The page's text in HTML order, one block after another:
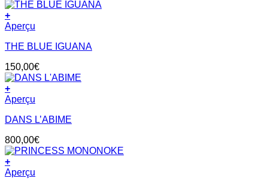
+
Aperçu
THE BLUE IGUANA
150,00€
+
Aperçu
DANS L’ABIME
800,00€
+
Aperçu